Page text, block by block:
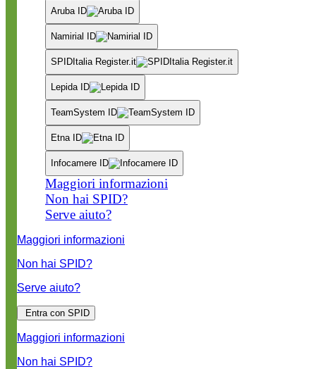
Aruba ID
Namirial ID
SPIDItalia Register.it
Lepida ID
TeamSystem ID
Etna ID
Infocamere ID
Maggiori informazioni
Non hai SPID?
Serve aiuto?
Maggiori informazioni
Non hai SPID?
Serve aiuto?
Entra con SPID
Maggiori informazioni
Non hai SPID?